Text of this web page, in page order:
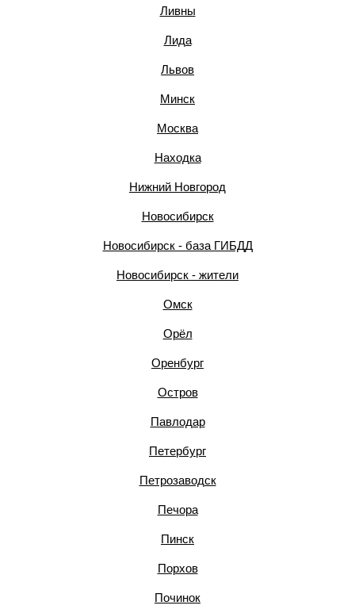
Ливны
Лида
Львов
Минск
Москва
Находка
Нижний Новгород
Новосибирск
Новосибирск - база ГИБДД
Новосибирск - жители
Омск
Орёл
Оренбург
Остров
Павлодар
Петербург
Петрозаводск
Печора
Пинск
Порхов
Починок